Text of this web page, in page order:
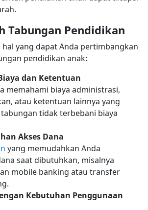
Tabungan Pendidikan
yang dapat Anda pertimbangkan
pendidikan anak:
dan Ketentuan
memahami biaya administrasi,
atau ketentuan lainnya yang
tidak terbebani biaya
Akses Dana
yang memudahkan Anda
saat dibutuhkan, misalnya
mobile banking atau transfer
Kebutuhan Penggunaan